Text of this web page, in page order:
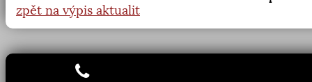
zpět na výpis aktualit